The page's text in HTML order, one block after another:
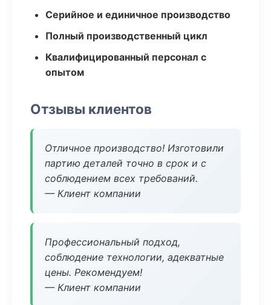
Серийное и единичное производство
Полный производственный цикл
Квалифицированный персонал с
опытом
Отзывы клиентов
Отличное производство! Изготовили
партию деталей точно в срок и с
соблюдением всех требований.
— Клиент компании
Профессиональный подход,
соблюдение технологии, адекватные
цены. Рекомендуем!
— Клиент компании